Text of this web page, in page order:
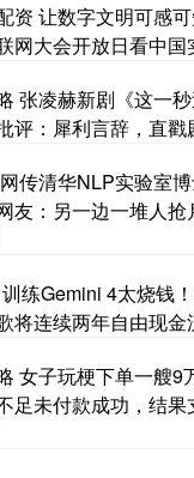
资 让数字文明可感
网大会开放日看中国
张凌赫新剧《这一
评：犀利言辞，直戳
传清华NLP实验室
友：另一边一堆人
练Gemini 4太烧钱
将连续两年自由现金
女子玩梗下单一艘9
足未付款成功，结果